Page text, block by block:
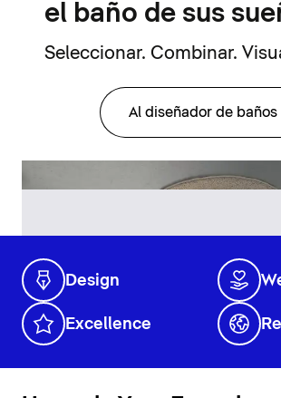
el baño de sus
Seleccionar. Combinar.
Al diseñador de baños
Design
Excellence